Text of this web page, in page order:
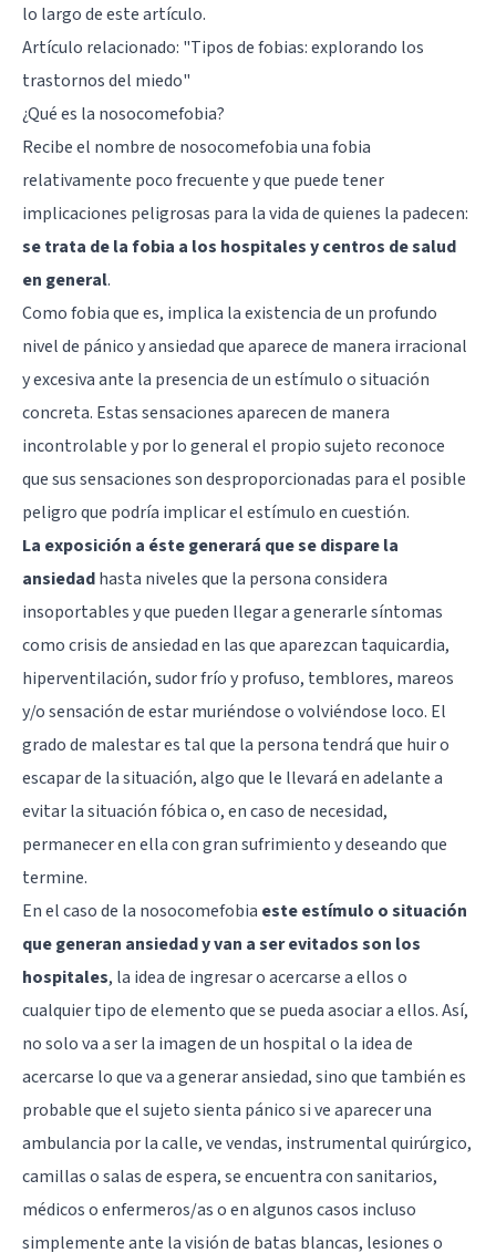
lo largo de este artículo.
Artículo relacionado: "Tipos de fobias: explorando los
trastornos del miedo"
¿Qué es la nosocomefobia?
Recibe el nombre de nosocomefobia una fobia
relativamente poco frecuente y que puede tener
implicaciones peligrosas para la vida de quienes la padecen:
se trata de la fobia a los hospitales y centros de salud
en general.
Como fobia que es, implica la existencia de un profundo
nivel de pánico y ansiedad que aparece de manera irracional
y excesiva ante la presencia de un estímulo o situación
concreta. Estas sensaciones aparecen de manera
incontrolable y por lo general el propio sujeto reconoce
que sus sensaciones son desproporcionadas para el posible
peligro que podría implicar el estímulo en cuestión.
La exposición a éste generará que se dispare la
ansiedadhasta niveles que la persona considera
insoportables y que pueden llegar a generarle síntomas
como crisis de ansiedad en las que aparezcan taquicardia,
hiperventilación, sudor frío y profuso, temblores, mareos
y/o sensación de estar muriéndose o volviéndose loco. El
grado de malestar es tal que la persona tendrá que huir o
escapar de la situación, algo que le llevará en adelante a
evitar la situación fóbica o, en caso de necesidad,
permanecer en ella con gran sufrimiento y deseando que
termine.
En el caso de la nosocomefobia este estímulo o situación
que generan ansiedad y van a ser evitados son los
hospitales, la idea de ingresar o acercarse a ellos o
cualquier tipo de elemento que se pueda asociar a ellos. Así,
no solo va a ser la imagen de un hospital o la idea de
acercarse lo que va a generar ansiedad, sino que también es
probable que el sujeto sienta pánico si ve aparecer una
ambulancia por la calle, ve vendas, instrumental quirúrgico,
camillas o salas de espera, se encuentra con sanitarios,
médicos o enfermeros/as o en algunos casos incluso
simplemente ante la visión de batas blancas, lesiones o